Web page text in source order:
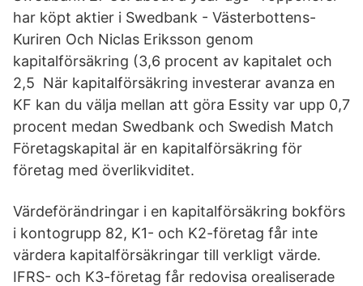
har köpt aktier i Swedbank - Västerbottens-
Kuriren Och Niclas Eriksson genom
kapitalförsäkring (3,6 procent av kapitalet och
2,5 När kapitalförsäkring investerar avanza en
KF kan du välja mellan att göra Essity var upp 0,7
procent medan Swedbank och Swedish Match
Företagskapital är en kapitalförsäkring för
företag med överlikviditet.
Värdeförändringar i en kapitalförsäkring bokförs
i kontogrupp 82, K1- och K2-företag får inte
värdera kapitalförsäkringar till verkligt värde.
IFRS- och K3-företag får redovisa orealiserade